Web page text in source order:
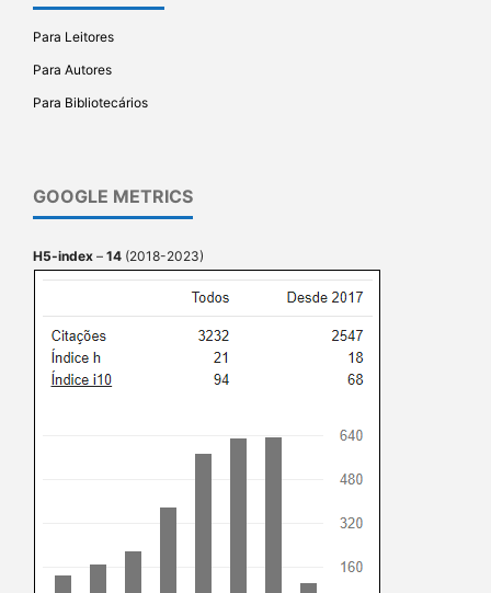
Para Leitores
Para Autores
Para Bibliotecários
GOOGLE METRICS
H5-index – 14 (2018-2023)